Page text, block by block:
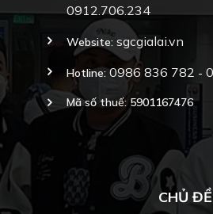
0912.706.234
Website: sgcgialai.vn
Hotline:0986 836 782 -
Mã số thuế: 5901167476
CHỦ ĐỀ